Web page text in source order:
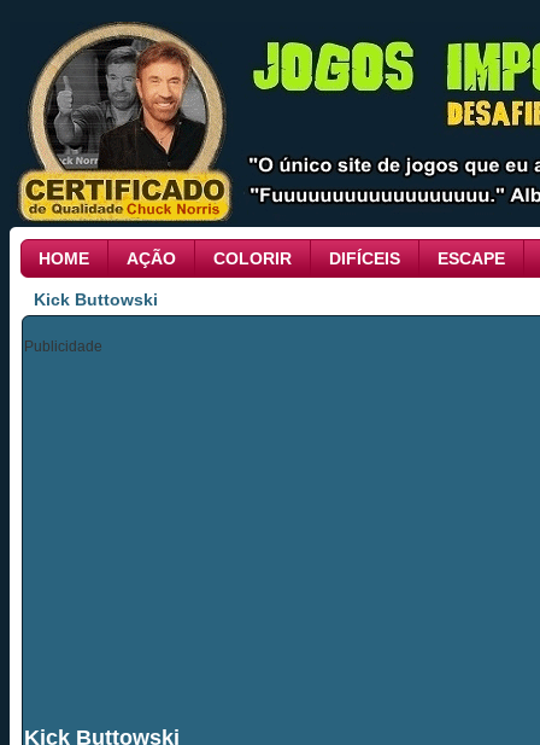
HOME AÇÃO COLORIR DIFÍCEIS ESCAPE
Kick Buttowski
Publicidade
Kick Buttowski